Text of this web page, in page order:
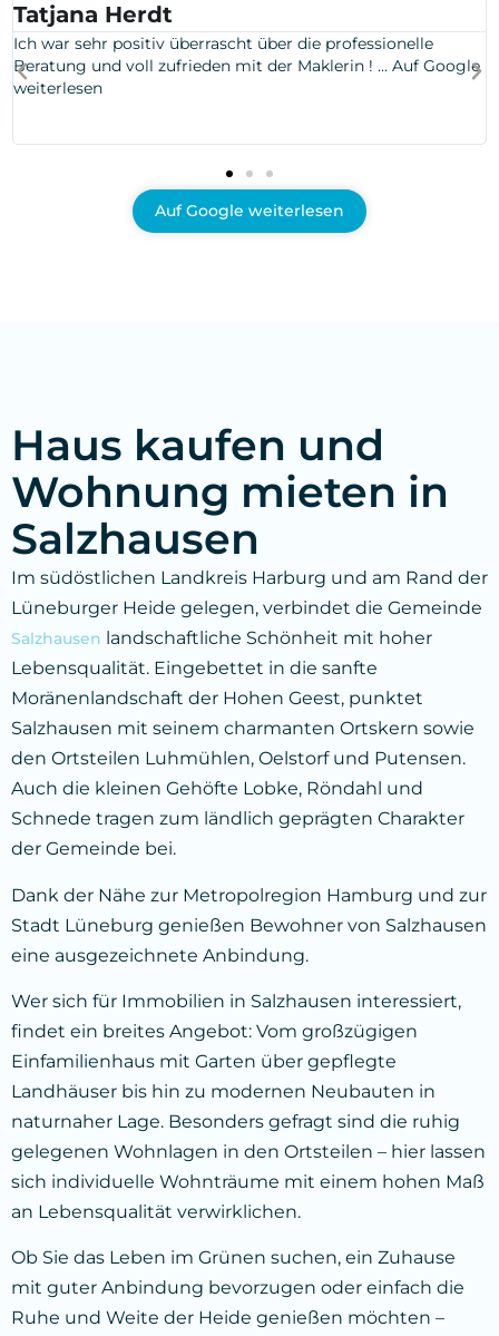
Herdt
positiv überrascht über die professionelle
und voll zufrieden mit der Maklerin ! ... Auf Google
Liebes
Auf Google weiterlesen
Haus kaufen und
Wohnung mieten in
Salzhausen
Im südöstlichen Landkreis Harburg und am Rand der
Lüneburger Heide gelegen, verbindet die Gemeinde
Salzhausen landschaftliche Schönheit mit hoher
Lebensqualität. Eingebettet in die sanfte
Moränenlandschaft der Hohen Geest, punktet
Salzhausen mit seinem charmanten Ortskern sowie
den Ortsteilen Luhmühlen, Oelstorf und Putensen.
Auch die kleinen Gehöfte Lobke, Röndahl und
Schnede tragen zum ländlich geprägten Charakter
der Gemeinde bei.
Dank der Nähe zur Metropolregion Hamburg und zur
Stadt Lüneburg genießen Bewohner von Salzhausen
eine ausgezeichnete Anbindung.
Wer sich für Immobilien in Salzhausen interessiert,
findet ein breites Angebot: Vom großzügigen
Einfamilienhaus mit Garten über gepflegte
Landhäuser bis hin zu modernen Neubauten in
naturnaher Lage. Besonders gefragt sind die ruhig
gelegenen Wohnlagen in den Ortsteilen – hier lassen
sich individuelle Wohnträume mit einem hohen Maß
an Lebensqualität verwirklichen.
Ob Sie das Leben im Grünen suchen, ein Zuhause
mit guter Anbindung bevorzugen oder einfach die
Ruhe und Weite der Heide genießen möchten –